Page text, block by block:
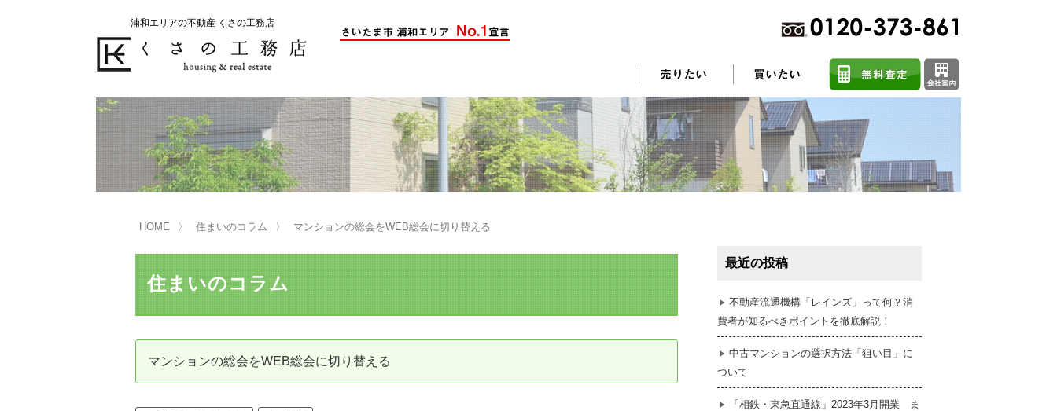
浦和エリアの不動産 くさの工務店
不動産の売却をお考えのお客様
くさの工務店が選ばれる理由 売却活動 売却されたお客様の声 不動産売却に関するよくある質問
買い替えサポート はじめての売却 不動産売却成功のコツ 任意売却
不動産の相続 売却前の修繕・リフォーム
売却の流れ（手順）
不動産の購入をお考えのお客様
くさの工務店が選ばれる理由 購入されたお客様の声 不動産購入に関するよくある質問
住宅ローン控除・消費税について
リニュアル仲介とは
資産価値の減りにくい住宅購入 中古だから安心して購入できる仕組み リニュアル仲介で実現する豊かな暮らし はじめての物件探し
HOME 住まいのコラム マンションの総会をWEB総会に切り替える
住まいのコラム
マンションの総会をWEB総会に切り替える
最近の投稿
不動産流通機構「レインズ」って何？消
費者が知るべきポイントを徹底解説！
中古マンションの選択方法「狙い目」に
ついて
「相鉄・東急直通線」2023年3月開業 ま